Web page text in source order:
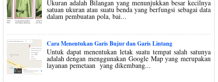
Ukuran adalah Bilangan yang menunjukkan besar kecilnya
satuan ukuran atau suatu benda yang berfungsi sebagai data
dalam pembuatan pola, bai...
Cara Menentukan Garis Bujur dan Garis Lintang
Untuk dapat menentukan letak suatu tempat salah satunya
adalah dengan menggunakan Google Map yang merupakan
layanan pemetaan yang dikembang...